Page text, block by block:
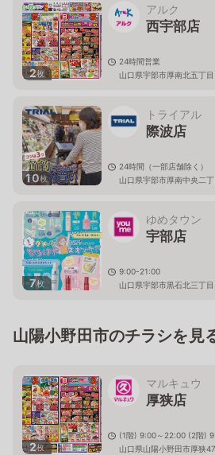
2枚
アルク
西宇部店
24時間営業
山口県宇部市厚南北五丁
10枚
トライアル
際波店
24時間（一部店舗除く）
山口県宇部市厚南中央二
7枚
ゆめタウン
宇部店
9:00-21:00
山口県宇部市黒石北三丁
山陽小野田市のチラシを見
2枚
マルキュウ
厚狭店
(1階) 9:00～22:00 (2階)
山口県山陽小野田市厚狭